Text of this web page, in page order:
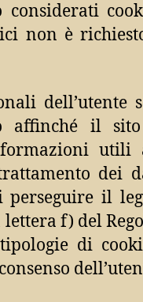
considerati
non è
dell’utente
affinché il
utili
dei
perseguire il
lettera f) del
di